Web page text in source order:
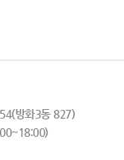
방화3동 827)